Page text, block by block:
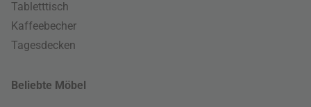
Tabletttisch
Kaffeebecher
Tagesdecken
Beliebte Möbel